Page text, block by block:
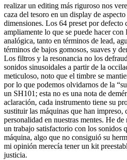
realizar un editing más riguroso nos
caza del tesoro en un display de
dimensiones. Los 64 preset por defecto
ampliamente lo que se puede hacer
analógica, tanto en términos de lead,
términos de bajos gomosos, suaves y
Los filtros y la resonancia no los
sonidos sinusoidales a partir de la
meticuloso, noto que el timbre se
por lo que podemos olvidarnos de la
un SH101; esta no es una nota de
aclaración, cada instrumento tiene su
sustituir las máquinas que han impreso,
personalidad en nuestras mentes. He
un trabajo satisfactorio con los sonidos
máquina, algo que no consiguió su
mi opinión merecía tener un kit
justicia.